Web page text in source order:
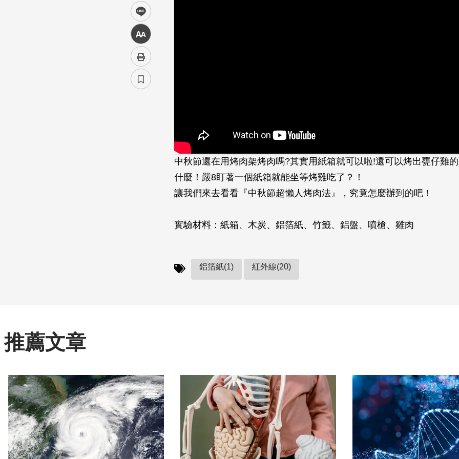
line
中
中秋節還在用烤肉架烤肉嗎?其實用紙箱就可以啦!還可以烤出甕仔雞
什麼！嚴8盯著一個紙箱就能坐等烤雞吃了？！
讓我們來去看看『中秋節超懶人烤肉法』，究竟怎麼辦到的吧！
實驗材料：紙箱、木炭、鋁箔紙、竹籤、鋁盤、噴槍、雞肉
鋁箔紙(1) 紅外線(20)
推薦文章